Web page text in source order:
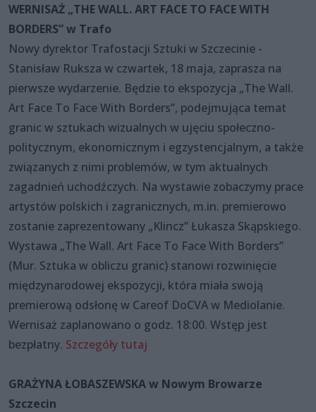
WERNISAŻ „THE WALL. ART FACE TO FACE WITH
BORDERS” w Trafo
Nowy dyrektor Trafostacji Sztuki w Szczecinie -
Stanisław Ruksza w czwartek, 18 maja, zaprasza na
pierwsze wydarzenie. Będzie to ekspozycja „The Wall.
Art Face To Face With Borders”, podejmująca temat
granic w sztukach wizualnych w ujęciu społeczno-
politycznym, ekonomicznym i egzystencjalnym, a także
związanych z nimi problemów, w tym aktualnych
zagadnień uchodźczych. Na wystawie zobaczymy prace
artystów polskich i zagranicznych, m.in. premierowo
zostanie zaprezentowany „Klincz” Łukasza Skąpskiego.
Wystawa „The Wall. Art Face To Face With Borders”
(Mur. Sztuka w obliczu granic) stanowi rozwinięcie
międzynarodowej ekspozycji, która miała swoją
premierową odsłonę w Careof DoCVA w Mediolanie.
Wernisaż zaplanowano o godz. 18:00. Wstęp jest
bezpłatny. Szczegóły tutaj
GRAŻYNA ŁOBASZEWSKA w Nowym Browarze
Szczecin